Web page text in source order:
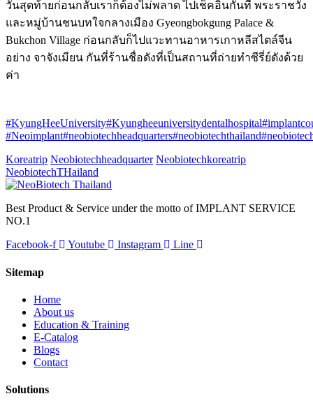
วันสุดท้ายก่อนกลับเราก็ต้องไม่พลาด ไปเช็คอินกันที่ พระราชวัง
และหมู่บ้านชนบทใจกลางเมือง Gyeongbokgung Palace &
Bukchon Village ก่อนกลับก็ไปแวะทานอาหารเกาหลีสไตล์จีน
อย่าง จาจังเมียน กันที่ร้านชื่อดังที่เป็นสถานที่ถ่ายทำซีรี่ย์ดังด้วย
ค่า
#KyungHeeUniversity#Kyungheeuniversitydentalhospital
#Neoimplant#neobiotechheadquarters#neobiotechthailand
Koreatrip Neobiotechheadquarter Neobiotechkoreatrip
NeobiotechTHailand
Best Product & Service under the motto of IMPLANT SERVICE
NO.1
Facebook-f
Youtube Instagram Line
Sitemap
Home
About us
Education & Training
E-Catalog
Blogs
Contact
Solutions